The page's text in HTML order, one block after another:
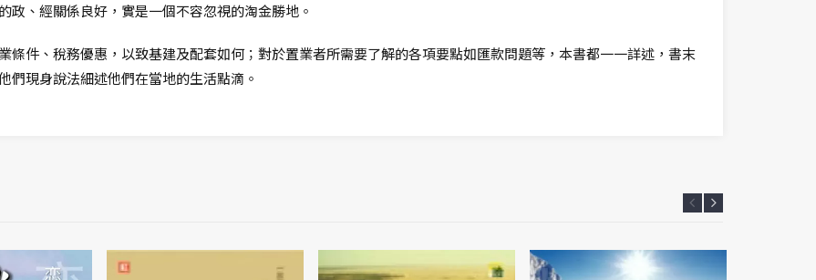
、經關係良好，實是一個不容忽視的淘金勝地。
條件、稅務優惠，以致基建及配套如何；對於置業者所需要了解的各項要點如匯款問題等，本書都一一詳述，書末
們現身說法細述他們在當地的生活點滴。